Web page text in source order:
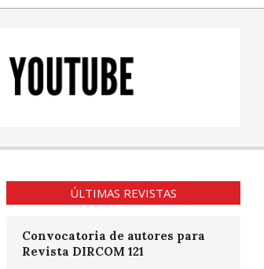
ÚLTIMAS REVISTAS
Convocatoria de autores para
Revista DIRCOM 121